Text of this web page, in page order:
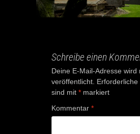
Schreibe einen
Deine E-Mail-Adresse wird
veröffentlicht.
sind mit * markiert
Kommentar *